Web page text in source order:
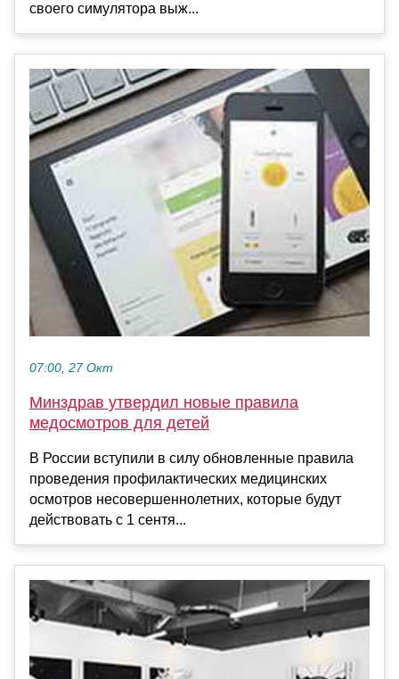
своего симулятора выж...
07:00, 27 Окт
Минздрав утвердил новые правила
медосмотров для детей
В России вступили в силу обновленные правила
проведения профилактических медицинских
осмотров несовершеннолетних, которые будут
действовать с 1 сентя...